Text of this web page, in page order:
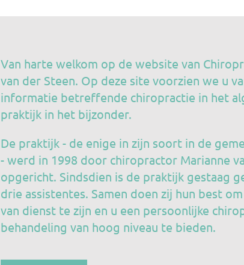
Van harte welkom op de website van
van der Steen. Op deze site voorzien we u
informatie betreffende chiropractie in het
praktijk in het bijzonder.
De praktijk - de enige in zijn soort in de
- werd in 1998 door chiropractor Marianne
opgericht. Sindsdien is de praktijk gestaag
drie assistentes. Samen doen zij hun best
van dienst te zijn en u een persoonlijke
behandeling van hoog niveau te bieden.